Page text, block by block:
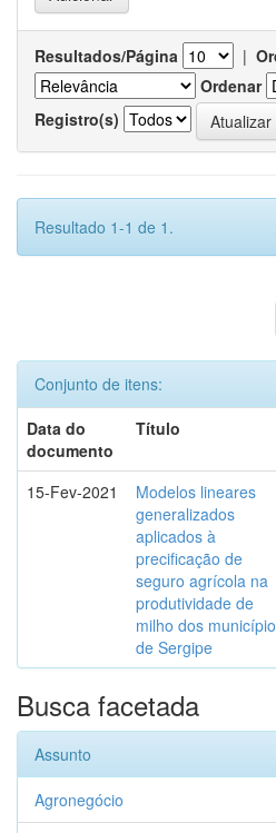
Resultados/Página |
Ordenar
Registro(s)
Resultado 1-1 de 1.
Conjunto de itens:
Data do
documento
Título
15-Fev-2021
Modelos lineares
generalizados
aplicados à
precificação de
seguro agrícola na
produtividade de
milho dos
de Sergipe
Busca facetada
Assunto
Agronegócio